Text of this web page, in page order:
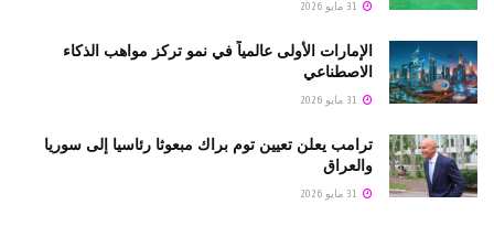
الإمارات الأولى عالمياً في نمو تركز مواهب الذكاء
الاصطناعي
ترامب يعلن تعيين توم براك مبعوثا رئاسيا إلى سوريا
والعراق